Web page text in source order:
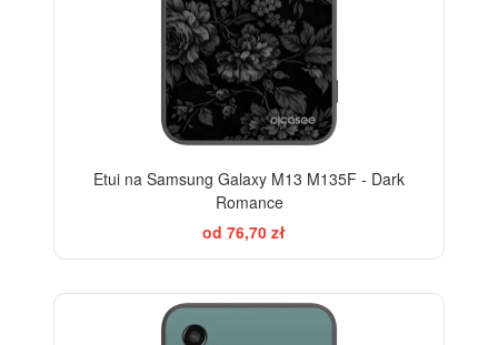
Etui na Samsung Galaxy M13 M135F - Dark
Romance
od 76,70 zł